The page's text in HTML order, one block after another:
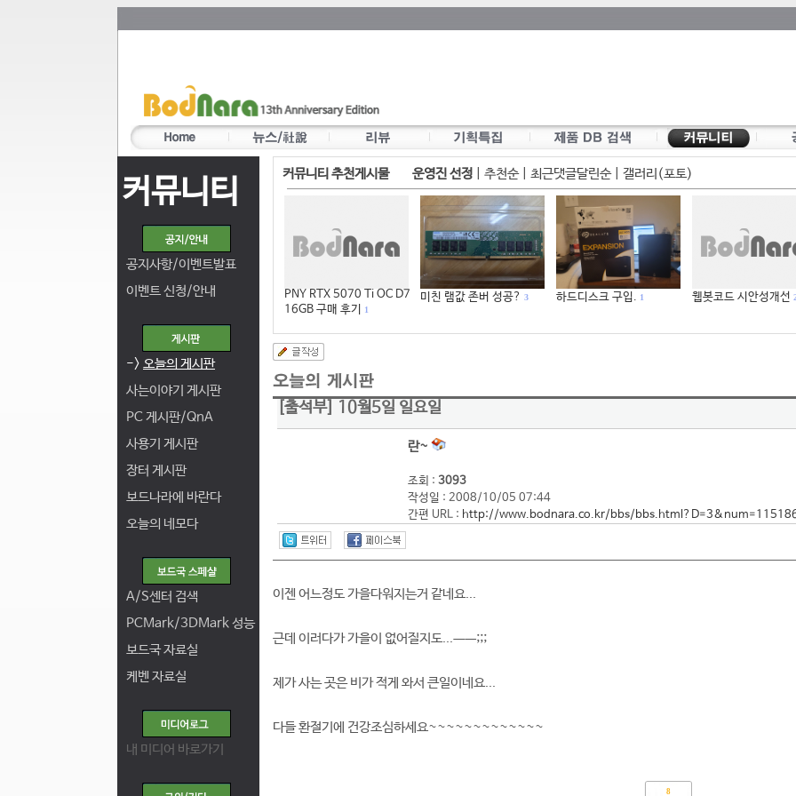
커뮤니티
공지사항/이벤트발표
이벤트 신청/안내
-> 오늘의 게시판
사는이야기 게시판
PC 게시판/QnA
사용기 게시판
장터 게시판
보드나라에 바란다
오늘의 네모다
A/S센터 검색
PCMark/3DMark 성능
보드국 자료실
케벤 자료실
내 미디어 바로가기
커뮤니티 추천게시물 운영진 선정 추천순| 최근댓글달린순| 갤러리(포토)
PNY RTX 5070 Ti OC D7
16GB 구매 후기
1
미친 램값 존버 성공? 3 하드디스크 구입. 1 웹봇코드 시안성개선 2
[출석부] 10월5일 일요일
란~
조회 : 3093
작성일 : 2008/10/05 07:44
간편 URL : http://www.bodnara.co.kr/bbs/
이젠 어느정도 가을다워지는거 같네요...
근데 이러다가 가을이 없어질지도...ㅡㅡ;;;
제가 사는 곳은 비가 적게 와서 큰일이네요...
다들 환절기에 건강조심하세요~~~~~~~~~~~~~
8